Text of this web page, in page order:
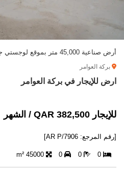
أرض صناعية 45,000 متر بموقع لوجستي جاهزة بالخدمات
بركة العوامر
ارض للإيجار في بركة العوامر
للإيجار 382,500 QAR / الشهر
[رقم المرجع: AR P/7906]
0
0
0
45000 m²